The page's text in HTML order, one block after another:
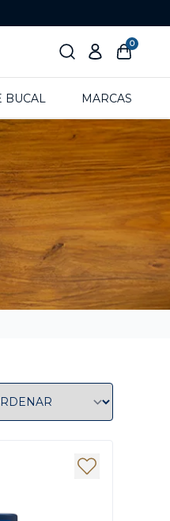
0
BUCAL MARCAS